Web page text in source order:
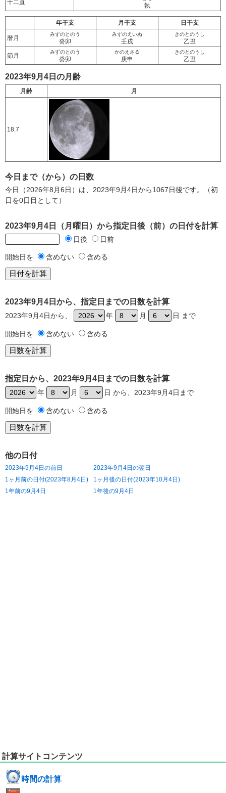
十二直
執
年干支 月干支 日干支
暦月
みずのとのう
癸卯
みずのえいぬ
壬戌
きのとのうし
乙丑
節月
みずのとのう
癸卯
かのえさる
庚申
きのとのうし
乙丑
2023年9月4日の月齢
月齢 月
18.7
今日まで（から）の日数
今日（2026年8月6日）は、2023年9月4日から1067日後です。（初
日を0日目として）
2023年9月4日（月曜日）から指定日後（前）の日付を計算
日後 日前
開始日を 含めない 含める
2023年9月4日から、指定日までの日数を計算
2023年9月4日から、 年 月 日 まで
開始日を 含めない 含める
指定日から、2023年9月4日までの日数を計算
年 月 日 から、2023年9月4日まで
開始日を 含めない 含める
他の日付
2023年9月4日の前日
2023年9月4日の翌日
1ヶ月前の日付(2023年8月4日)
1ヶ月後の日付(2023年10月4日)
1年前の9月4日
1年後の9月4日
計算サイトコンテンツ
時間の計算